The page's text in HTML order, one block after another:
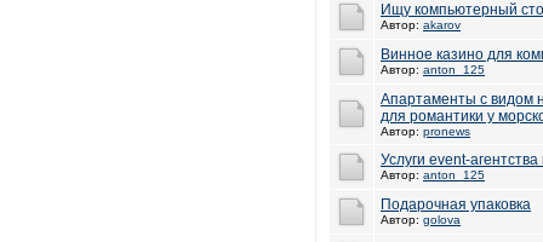
Ищу компьютерный
Автор: akarov
Винное казино для
Автор: anton_125
Апартаменты с видом
для романтики у
Автор: pronews
Услуги event-
Автор: anton_125
Подарочная упаковка
Автор: golova